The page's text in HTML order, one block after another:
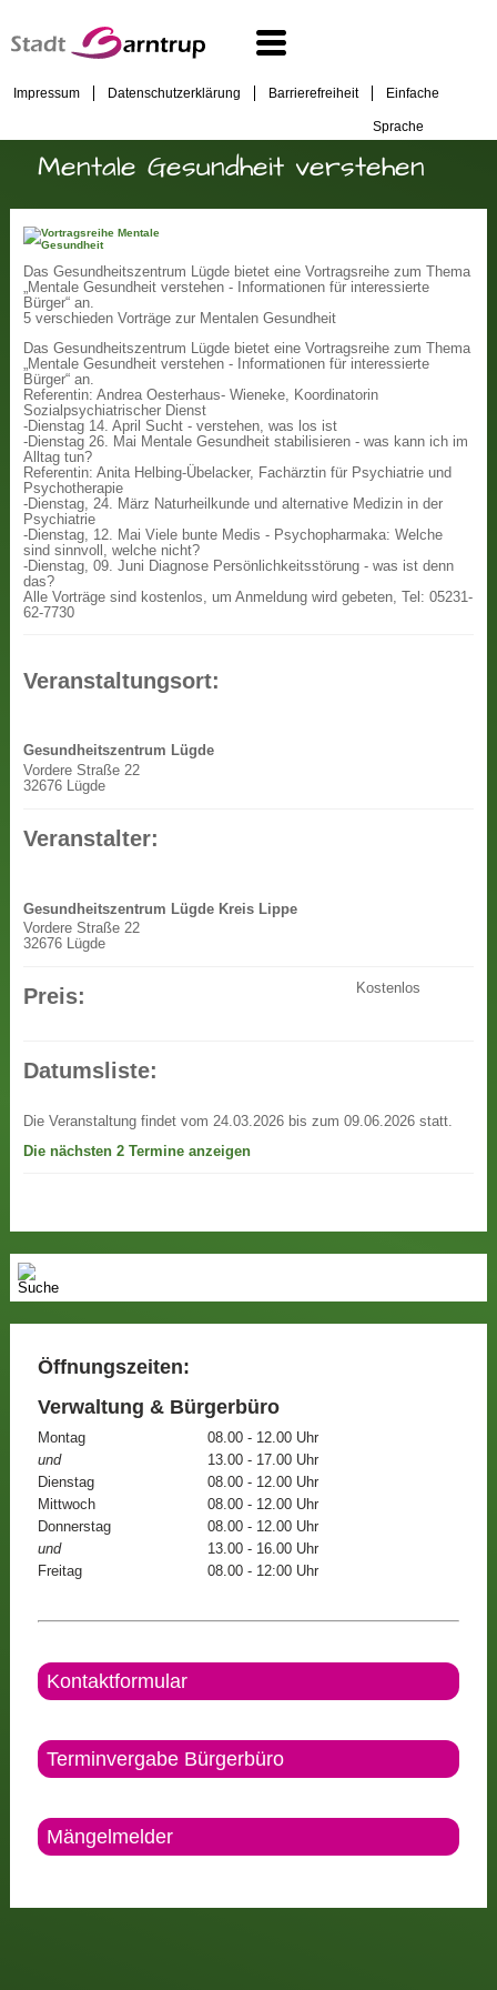
Impressum Datenschutzerklärung Barrierefreiheit Einfache
Sprache
Mentale Gesundheit verstehen
Das Gesundheitszentrum Lügde bietet eine Vortragsreihe zum Thema
„Mentale Gesundheit verstehen - Informationen für interessierte
Bürger“ an.
5 verschieden Vorträge zur Mentalen Gesundheit
Das Gesundheitszentrum Lügde bietet eine Vortragsreihe zum Thema
„Mentale Gesundheit verstehen - Informationen für interessierte
Bürger“ an.
Referentin: Andrea Oesterhaus- Wieneke, Koordinatorin
Sozialpsychiatrischer Dienst
-Dienstag 14. April Sucht - verstehen, was los ist
-Dienstag 26. Mai Mentale Gesundheit stabilisieren - was kann ich im
Alltag tun?
Referentin: Anita Helbing-Übelacker, Fachärztin für Psychiatrie und
Psychotherapie
-Dienstag, 24. März Naturheilkunde und alternative Medizin in der
Psychiatrie
-Dienstag, 12. Mai Viele bunte Medis - Psychopharmaka: Welche
sind sinnvoll, welche nicht?
-Dienstag, 09. Juni Diagnose Persönlichkeitsstörung - was ist denn
das?
Alle Vorträge sind kostenlos, um Anmeldung wird gebeten, Tel: 05231-
62-7730
Veranstaltungsort:
Gesundheitszentrum Lügde
Vordere Straße 22
32676 Lügde
Veranstalter:
Gesundheitszentrum Lügde Kreis Lippe
Vordere Straße 22
32676 Lügde
Preis: Kostenlos
Datumsliste:
Die Veranstaltung findet vom 24.03.2026 bis zum 09.06.2026 statt.
Die nächsten 2 Termine anzeigen
Öffnungszeiten:
Verwaltung & Bürgerbüro
Montag
08.00 - 12.00 Uhr
und
13.00 - 17.00 Uhr
Dienstag
08.00 - 12.00 Uhr
Mittwoch
08.00 - 12.00 Uhr
Donnerstag
08.00 - 12.00 Uhr
und
13.00 - 16.00 Uhr
Freitag
08.00 - 12:00 Uhr
Kontaktformular
Terminvergabe Bürgerbüro
Mängelmelder